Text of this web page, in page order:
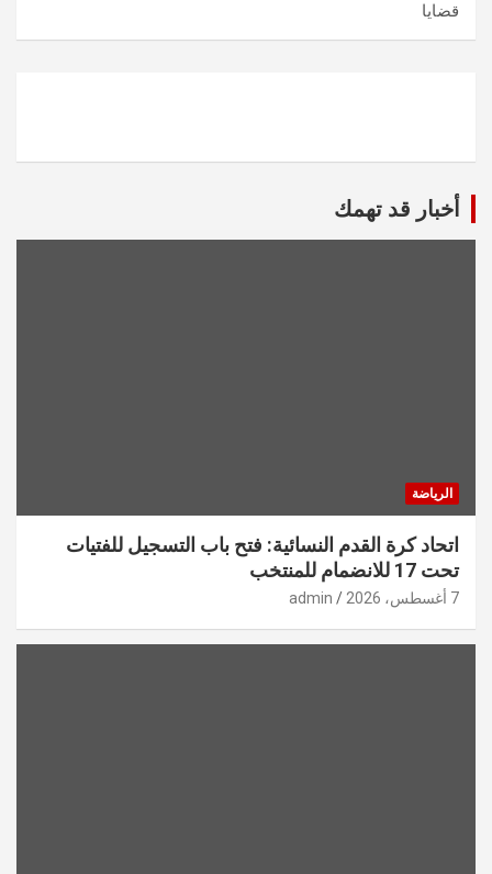
قضايا
أخبار قد تهمك
الرياضة
اتحاد كرة القدم النسائية: فتح باب التسجيل للفتيات
تحت 17 للانضمام للمنتخب
7 أغسطس، 2026 admin